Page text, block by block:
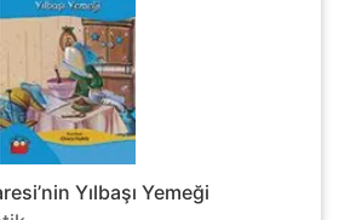
Yılbaşı Yemeği